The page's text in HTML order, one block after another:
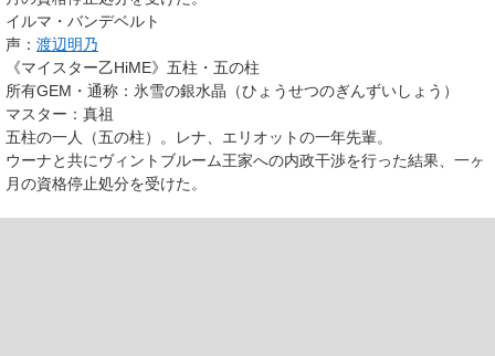
イルマ・バンデベルト
声： 渡辺明乃
《マイスター乙HiME》 五柱・五の柱
所有GEM・通称 ：氷雪の銀水晶（ひょうせつのぎんずいしょう）
マスター ：真祖
五柱の一人（五の柱）。レナ、エリオットの一年先輩。
ウーナと共にヴィントブルーム王家への内政干渉を行った結果、一ヶ
月の資格停止処分を受けた。